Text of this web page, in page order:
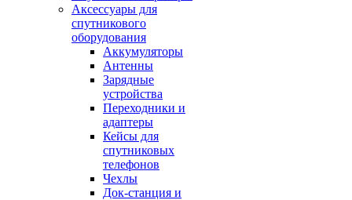
Аксессуары для
спутникового
оборудования
Аккумуляторы
Антенны
Зарядные
устройства
Переходники и
адаптеры
Кейсы для
спутниковых
телефонов
Чехлы
Док-станция и